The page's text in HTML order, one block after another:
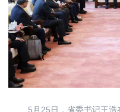
5月25日，省委书记王浩